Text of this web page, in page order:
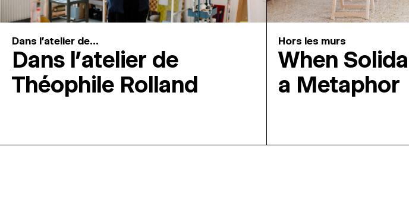
Dans l'atelier de...
Dans l’atelier de
Théophile Rolland
Hors les murs
When
a Metaphor